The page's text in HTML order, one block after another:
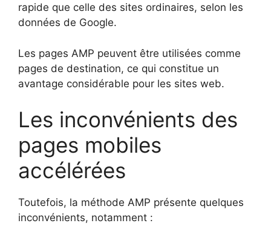
rapide que celle des sites ordinaires, selon les
données de Google.
Les pages AMP peuvent être utilisées comme
pages de destination, ce qui constitue un
avantage considérable pour les sites web.
Les inconvénients des
pages mobiles
accélérées
Toutefois, la méthode AMP présente quelques
inconvénients, notamment :